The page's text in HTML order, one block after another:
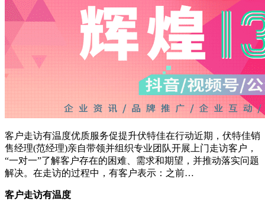
客户走访有温度优质服务促提升伏特佳在行动近期，伏特佳销
售经理(范经理)亲自带领并组织专业团队开展上门走访客户，
“一对一”了解客户存在的困难、需求和期望，并推动落实问题
解决。在走访的过程中，有客户表示：之前…
客户走访有温度